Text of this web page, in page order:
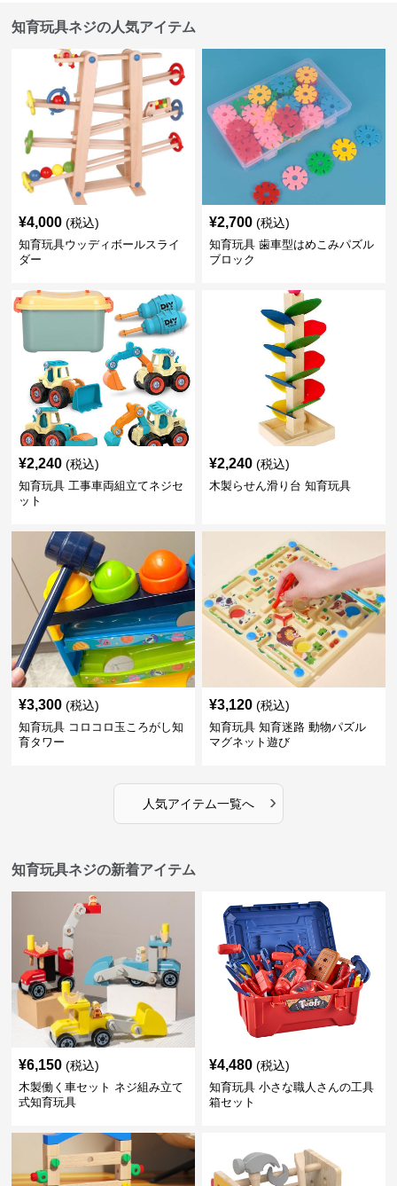
知育玩具ネジの人気アイテム
¥4,000 (税込)
知育玩具ウッディボールスライ
ダー
¥2,700 (税込)
知育玩具 歯車型はめこみパズル
ブロック
¥2,240 (税込)
知育玩具 工事車両組立てネジセ
ット
¥2,240 (税込)
木製らせん滑り台 知育玩具
¥3,300 (税込)
知育玩具 コロコロ玉ころがし知
育タワー
¥3,120 (税込)
知育玩具 知育迷路 動物パズル
マグネット遊び
人気アイテム一覧へ ›
知育玩具ネジの新着アイテム
¥6,150 (税込)
木製働く車セット ネジ組み立て
式知育玩具
¥4,480 (税込)
知育玩具 小さな職人さんの工具
箱セット